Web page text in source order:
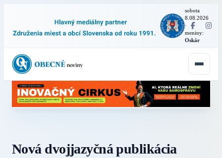
sobota
8.08.2026
·
meniny:
Oskár
Nová dvojjazyčná publikácia